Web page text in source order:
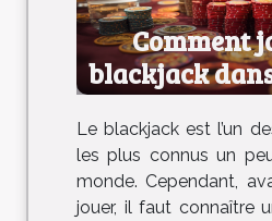
Comment
blackjack
?
Le blackjack est l’un
les plus connus un
monde. Cependant,
jouer, il faut connaître